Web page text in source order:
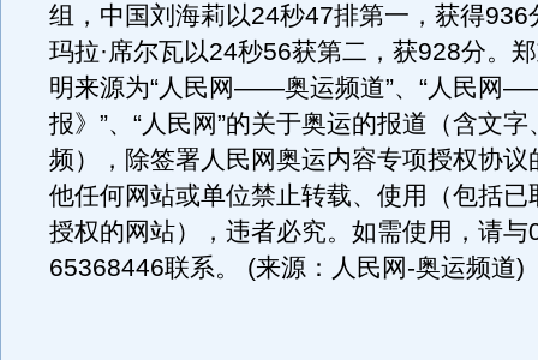
组，中国刘海莉以24秒47排第一，获得936
玛拉·席尔瓦以24秒56获第二，获928分。
明来源为“人民网――奥运频道”、“人民网
报》”、“人民网”的关于奥运的报道（含文
频），除签署人民网奥运内容专项授权协议
他任何网站或单位禁止转载、使用（包括已
授权的网站），违者必究。 如需使用，请与
65368446联系。 (来源：人民网-奥运频道)